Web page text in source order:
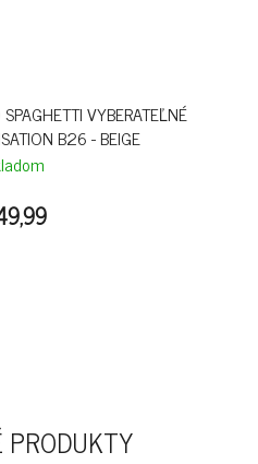
VYBERATEĽNÉ
B26 - BEIGE
PRODUKTY